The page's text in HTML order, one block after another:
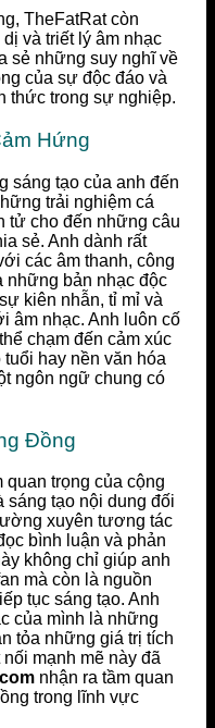
TheFatRat còn
và triết lý âm nhạc
sẻ những suy nghĩ về
của sự độc đáo và
thức trong sự nghiệp.
Hứng
sáng tạo của anh đến
trải nghiệm cá
tử cho đến những câu
sẻ. Anh dành rất
các âm thanh, công
những bản nhạc độc
kiên nhẫn, tỉ mỉ và
âm nhạc. Anh luôn cố
chạm đến cảm xúc
hay nền văn hóa
ngôn ngữ chung có
Đồng
quan trọng của cộng
sáng tạo nội dung đối
xuyên tương tác
bình luận và phản
không chỉ giúp anh
mà còn là nguồn
tục sáng tạo. Anh
của mình là những
tỏa những giá trị tích
mạnh mẽ này đã
nhận ra tầm quan
trong lĩnh vực